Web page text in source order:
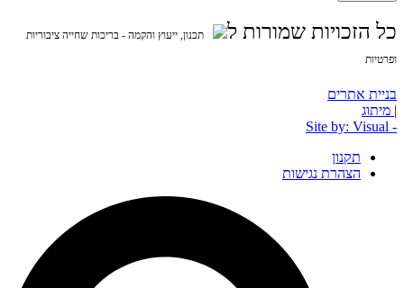
כל הזכויות שמורות ל
תכנון, ייעוץ והקמה - בריכות שחייה ציבוריות
ופרטיות
בניית אתרים
| מיתוג
- Site by: Visual
תקנון
הצהרת נגישות